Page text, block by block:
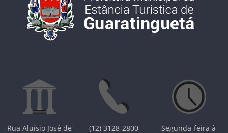
Rua Aluísio José de (12) 3128-2800 Segunda-feira à